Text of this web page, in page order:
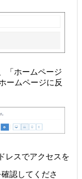
「ホームページ
ームページに反
レスでアクセスを
認してくださ